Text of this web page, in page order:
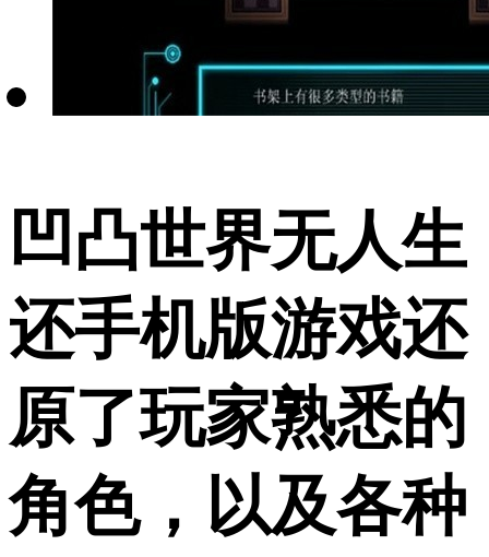
凹凸世界无人生
还手机版游戏还
原了玩家熟悉的
角色，以及各种